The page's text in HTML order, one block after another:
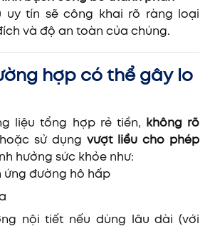
uy tín sẽ công khai rõ ràng loại
và độ an toàn của chúng.
hợp có thể gây lo
liệu tổng hợp rẻ tiền,
không rõ
sử dụng vượt liều cho phép
hưởng sức khỏe như:
ứng đường hô hấp
nội tiết nếu dùng lâu dài (với